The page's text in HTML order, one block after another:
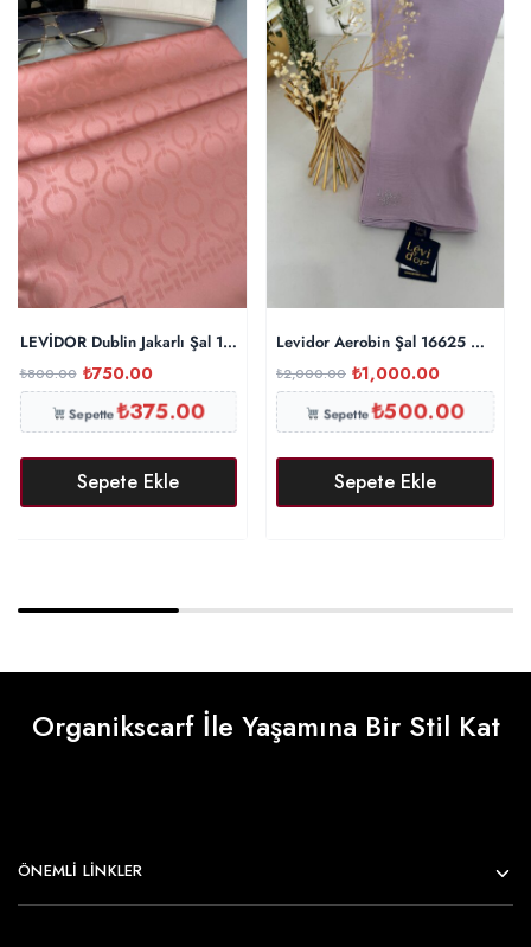
LEVİDOR Dublin Jakarlı Şal 17886 – Japon Kirazı
₺800.00 ₺750.00
Sepette₺375.00
Sepete Ekle
Levidor Aerobin Şal 16625 – Lila
₺2,000.00 ₺1,000.00
Sepette₺500.00
Sepete Ekle
Organikscarf İle Yaşamına Bir Stil Kat
ÖNEMLI LINKLER